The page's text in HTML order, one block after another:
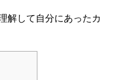
解して自分にあったカ